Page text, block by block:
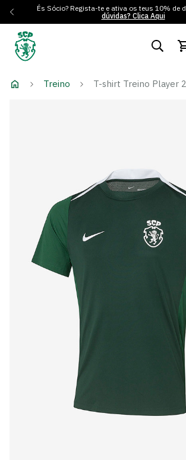
És Sócio? Regista-te e ativa os teus 10% de
dúvidas? Clica Aqui
Treino T-shirt Treino Player